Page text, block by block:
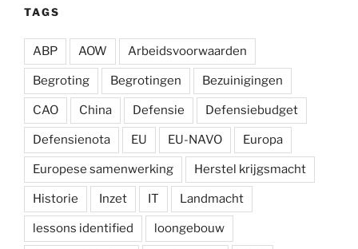
TAGS
ABP AOW Arbeidsvoorwaarden
Begroting Begrotingen Bezuinigingen
CAO China Defensie Defensiebudget
Defensienota EU EU-NAVO Europa
Europese samenwerking Herstel krijgsmacht
Historie Inzet IT Landmacht
lessons identified loongebouw